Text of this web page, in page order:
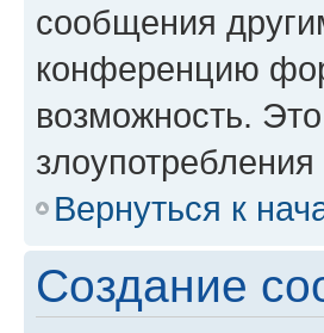
сообщения
конференцию
возможность.
Вернуться к
Создание